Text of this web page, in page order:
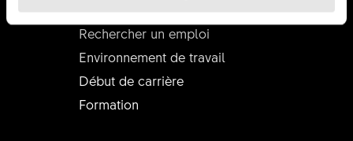
Jobs et carrière
Rechercher un emploi
Environnement de travail
Début de carrière
Formation